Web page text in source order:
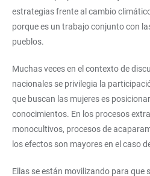
estrategias frente al cambio
porque es un trabajo conjunto con
pueblos.
Muchas veces en el contexto de
nacionales se privilegia la
que buscan las mujeres es
conocimientos. En los procesos
monocultivos, procesos de
los efectos son mayores en el caso
Ellas se están movilizando para que